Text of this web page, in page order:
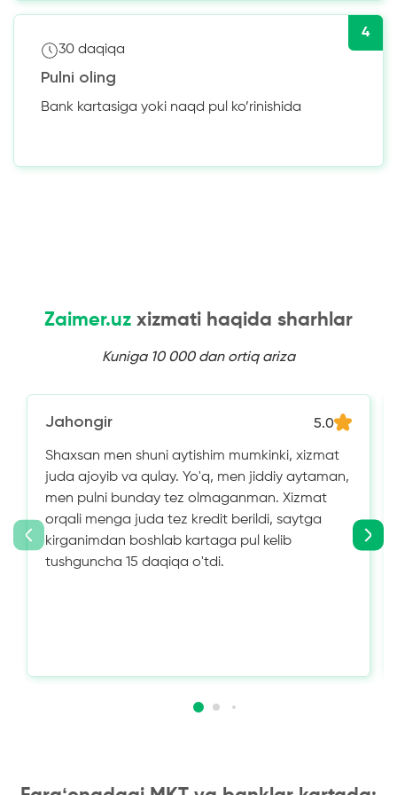
4
30 daqiqa
Pulni oling
Bank kartasiga yoki naqd pul ko’rinishida
Zaimer.uz xizmati haqida sharhlar
Kuniga 10 000 dan ortiq ariza
Jahongir 5.0
Shaxsan men shuni aytishim mumkinki, xizmat
juda ajoyib va ​​qulay. Yo'q, men jiddiy aytaman,
men pulni bunday tez olmaganman. Xizmat
orqali menga juda tez kredit berildi, saytga
kirganimdan boshlab kartaga pul kelib
tushguncha 15 daqiqa o'tdi.